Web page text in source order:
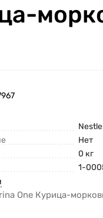
Nestle
Нет
0 кг
1-
One Курица-